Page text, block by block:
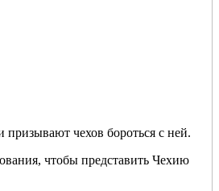
чехов бороться с ней.
чтобы представить Чехию